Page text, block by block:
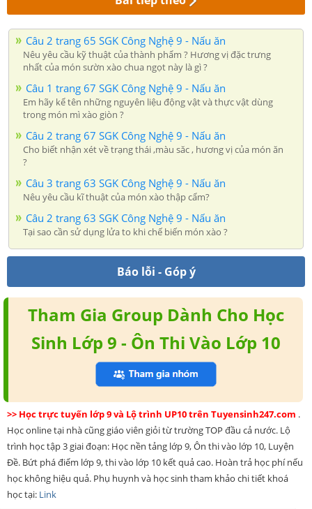
Câu 2 trang 65 SGK Công Nghệ 9 - Nấu ăn
Nêu yêu cầu kỹ thuật của thành phẩm ? Hương vị đặc trưng
nhất của món sườn xào chua ngọt này là gì ?
Câu 1 trang 67 SGK Công Nghệ 9 - Nấu ăn
Em hãy kể tên những nguyên liệu động vật và thực vật dùng
trong món mì xào giòn ?
Câu 2 trang 67 SGK Công Nghệ 9 - Nấu ăn
Cho biết nhận xét về trạng thái ,màu săc , hương vị của món ăn
?
Câu 3 trang 63 SGK Công Nghệ 9 - Nấu ăn
Nêu yêu cầu kĩ thuật của món xào thập cẩm?
Câu 2 trang 63 SGK Công Nghệ 9 - Nấu ăn
Tại sao cần sử dụng lửa to khi chế biến món xào ?
Báo lỗi - Góp ý
Tham Gia Group Dành Cho Học
Sinh Lớp 9 - Ôn Thi Vào Lớp 10
>> Học trực tuyến lớp 9 và Lộ trình UP10 trên Tuyensinh247.com .
Học online tại nhà cũng giáo viên giỏi từ trường TOP đầu cả nước. Lộ
trình học tập 3 giai đoạn: Học nền tảng lớp 9, Ôn thi vào lớp 10, Luyện
Đề. Bứt phá điểm lớp 9, thi vào lớp 10 kết quả cao. Hoàn trả học phí nếu
học không hiệu quả. Phụ huynh và học sinh tham khảo chi tiết khoá
học tại: Link